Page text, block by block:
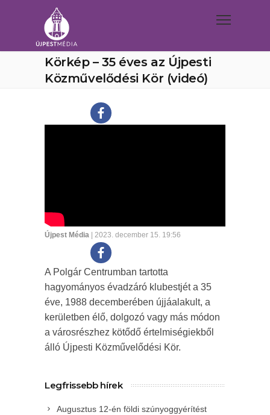
Körkép – 35 éves az Újpesti
Közművelődési Kör (videó)
Újpest Média | 2023. december 15. 19:56
A Polgár Centrumban tartotta
hagyományos évadzáró klubestjét a 35
éve, 1988 decemberében újjáalakult, a
kerületben élő, dolgozó vagy más módon
a városrészhez kötődő értelmiségiekből
álló Újpesti Közművelődési Kör.
Legfrissebb hírek
Augusztus 12-én földi szúnyoggyérítést